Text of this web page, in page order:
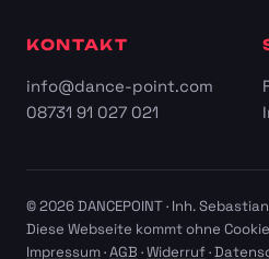
KONTAKT
info@dance-point.com
08731 91 027 021
© 2026 DANCEPOINT · Inh.
Diese Webseite kommt ohne
Impressum·AGB ·Widerruf·